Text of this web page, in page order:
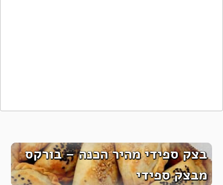
בצק ספידי מהיר הכנה – בורקס
מבצק ספידי